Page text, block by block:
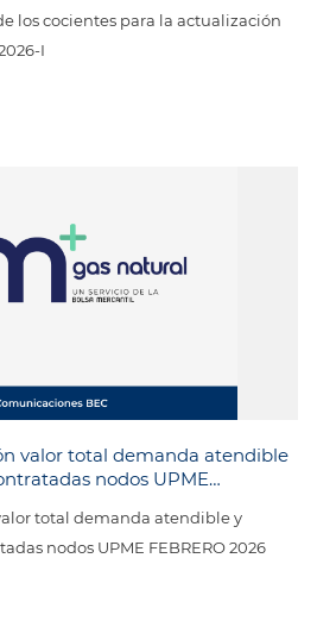
los cocientes para la actualización
I
valor total demanda atendible
nodos UPME
total demanda atendible y
nodos UPME FEBRERO 2026